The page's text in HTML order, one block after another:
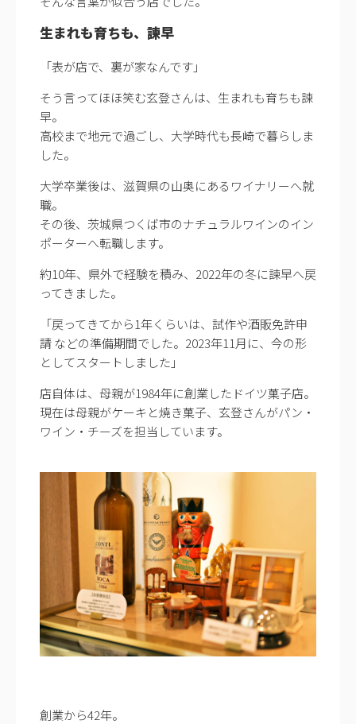
生まれも育ちも、諫早
「表が店で、裏が家なんです」
そう言ってほほ笑む玄登さんは、生まれも育ちも諫
早。
高校まで地元で過ごし、大学時代も長崎で暮らしま
した。
大学卒業後は、滋賀県の山奥にあるワイナリーへ就
職。
その後、茨城県つくば市のナチュラルワインのイン
ポーターへ転職します。
約10年、県外で経験を積み、2022年の冬に諫早へ戻
ってきました。
「戻ってきてから1年くらいは、試作や酒販免許申
請 などの準備期間でした。2023年11月に、今の形
としてスタートしました」
店自体は、母親が1984年に創業したドイツ菓子店。
現在は母親がケーキと焼き菓子、玄登さんがパン・
ワイン・チーズを担当しています。
創業から42年。